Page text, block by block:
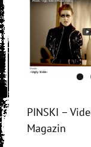
PINSKI –
Magazin